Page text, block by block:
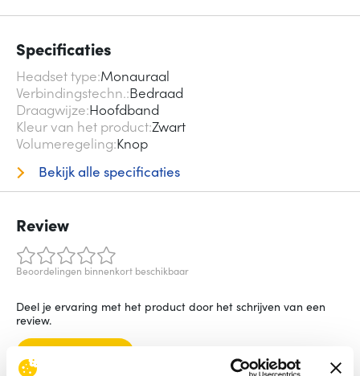
Specificaties
Headset type Monauraal
Verbindingstechn. Bedraad
Draagwijze Hoofdband
Kleur van het productZwart
Volumeregeling Knop
Bekijk alle specificaties
Review
Beoordelingen binnenkort beschikbaar
Deel je ervaring met het product door het schrijven van een
review.